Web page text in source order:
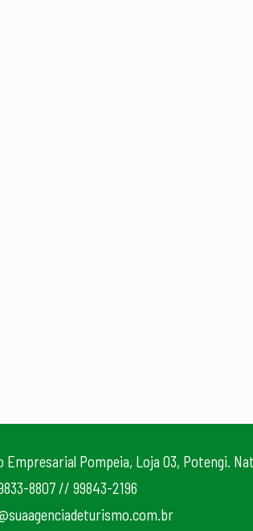
Empresarial Pompeia, Loja 03, Potengi.
8807 // 99843-2196